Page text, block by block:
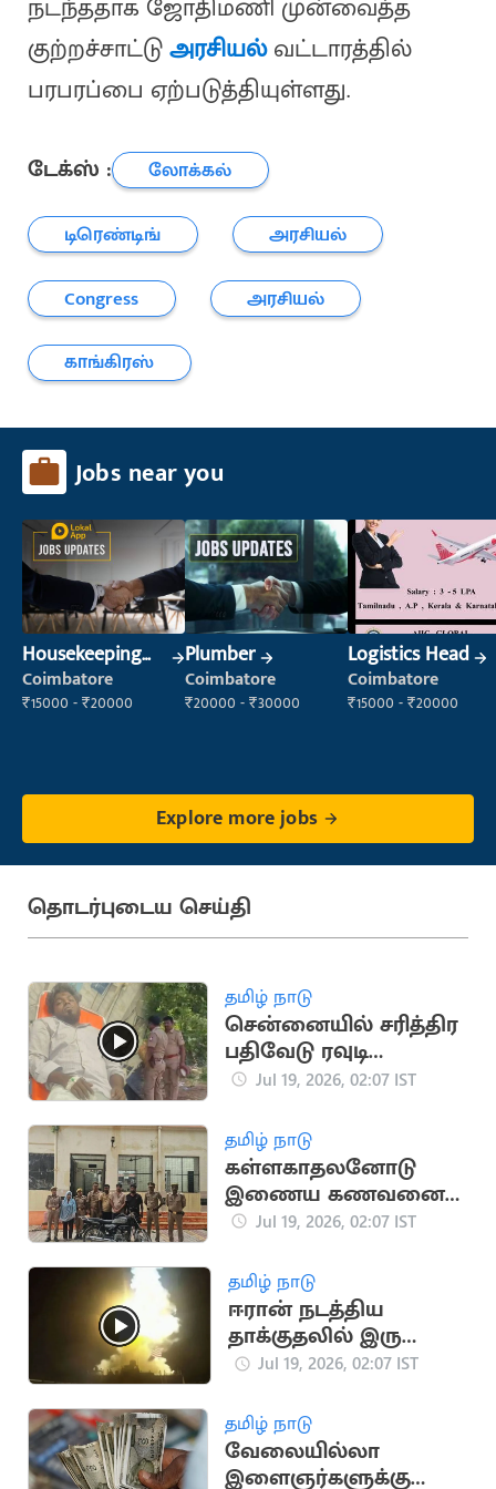
நடந்ததாக ஜோதிமணி முன்வைத்த
குற்றச்சாட்டுஅரசியல்வட்டாரத்தில்
பரபரப்பை ஏற்படுத்தியுள்ளது.
டேக்ஸ் :
லோக்கல்
டிரெண்டிங்
அரசியல்
Congress
அரசியல்
காங்கிரஸ்
Jobs near you
Housekeeping
Staff
(Housekeeping)
Coimbatore
₹15000 - ₹20000
Plumber
Coimbatore
₹20000 - ₹30000
Logistics Head
Coimbatore
₹15000 - ₹20000
Explore more jobs
தொடர்புடைய செய்தி
தமிழ் நாடு
சென்னையில் சரித்திர
பதிவேடு ரவுடி
துப்பாக்கியால்
Jul 19, 2026, 02:07 IST
தமிழ் நாடு
கள்ளகாதலனோடு
இணைய கணவனை
பாம்பை வைத்து
Jul 19, 2026, 02:07 IST
தமிழ் நாடு
ஈரான் நடத்திய
தாக்குதலில் இரு
அமெரிக்க வீரர்கள்
Jul 19, 2026, 02:07 IST
தமிழ் நாடு
வேலையில்லா
இளைஞர்களுக்கு